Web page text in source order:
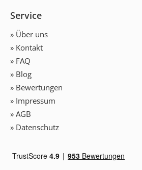
Service
» Über uns
» Kontakt
» FAQ
» Blog
» Bewertungen
» Impressum
» AGB
» Datenschutz